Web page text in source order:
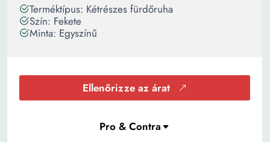
Terméktípus: Kétrészes fürdőruha
Szín: Fekete
Minta: Egyszínű
Ellenőrizze az árat